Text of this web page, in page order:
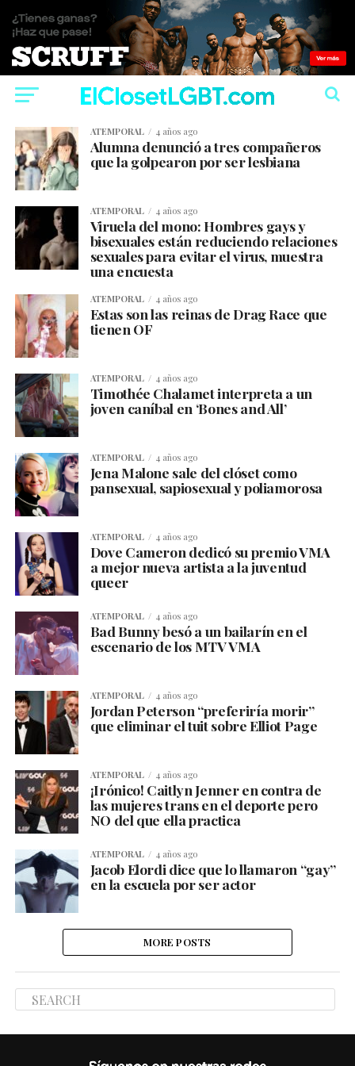
ATEMPORAL 4 años ago
Alumna denunció a tres compañeros
que la golpearon por ser lesbiana
ATEMPORAL 4 años ago
Viruela del mono: Hombres gays y
bisexuales están reduciendo relaciones
sexuales para evitar el virus, muestra
una encuesta
ATEMPORAL 4 años ago
Estas son las reinas de Drag Race que
tienen OF
ATEMPORAL 4 años ago
Timothée Chalamet interpreta a un
joven caníbal en ‘Bones and All’
ATEMPORAL 4 años ago
Jena Malone sale del clóset como
pansexual, sapiosexual y poliamorosa
ATEMPORAL 4 años ago
Dove Cameron dedicó su premio VMA
a mejor nueva artista a la juventud
queer
ATEMPORAL 4 años ago
Bad Bunny besó a un bailarín en el
escenario de los MTV VMA
ATEMPORAL 4 años ago
Jordan Peterson “preferiría morir”
que eliminar el tuit sobre Elliot Page
ATEMPORAL 4 años ago
¡Irónico! Caitlyn Jenner en contra de
las mujeres trans en el deporte pero
NO del que ella practica
ATEMPORAL 4 años ago
Jacob Elordi dice que lo llamaron “gay”
en la escuela por ser actor
MORE POSTS